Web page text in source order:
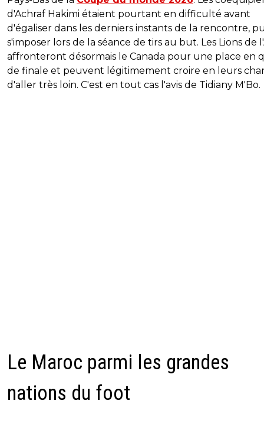
d'Achraf Hakimi étaient pourtant en difficulté avant
d'égaliser dans les derniers instants de la rencontre,
s'imposer lors de la séance de tirs au but. Les Lions de
affronteront désormais le Canada pour une place en
de finale et peuvent légitimement croire en leurs
d'aller très loin. C'est en tout cas l'avis de Tidiany M'Bo.
Le Maroc parmi les grandes
nations du foot